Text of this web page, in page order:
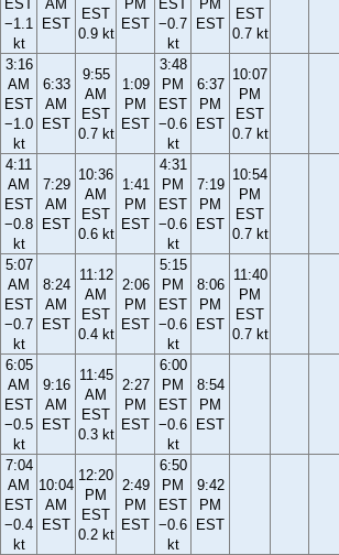
EST
−1.1
kt
AM
EST
EST
0.9 kt
PM
EST
EST
−0.7
kt
PM
EST
EST
0.7 kt
3:16
AM
EST
−1.0
kt
6:33
AM
EST
9:55
AM
EST
0.7 kt
1:09
PM
EST
3:48
PM
EST
−0.6
kt
6:37
PM
EST
10:07
PM
EST
0.7 kt
4:11
AM
EST
−0.8
kt
7:29
AM
EST
10:36
AM
EST
0.6 kt
1:41
PM
EST
4:31
PM
EST
−0.6
kt
7:19
PM
EST
10:54
PM
EST
0.7 kt
5:07
AM
EST
−0.7
kt
8:24
AM
EST
11:12
AM
EST
0.4 kt
2:06
PM
EST
5:15
PM
EST
−0.6
kt
8:06
PM
EST
11:40
PM
EST
0.7 kt
6:05
AM
EST
−0.5
kt
9:16
AM
EST
11:45
AM
EST
0.3 kt
2:27
PM
EST
6:00
PM
EST
−0.6
kt
8:54
PM
EST
7:04
AM
EST
−0.4
kt
10:04
AM
EST
12:20
PM
EST
0.2 kt
2:49
PM
EST
6:50
PM
EST
−0.6
kt
9:42
PM
EST